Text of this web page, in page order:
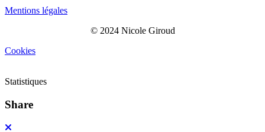
Mentions légales
© 2024 Nicole Giroud
Cookies
Statistiques
Share